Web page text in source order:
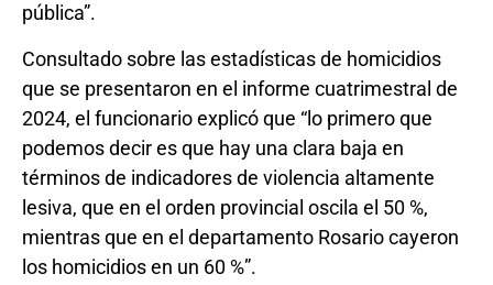
pública”.
Consultado sobre las estadísticas de homicidios
que se presentaron en el informe cuatrimestral de
2024, el funcionario explicó que “lo primero que
podemos decir es que hay una clara baja en
términos de indicadores de violencia altamente
lesiva, que en el orden provincial oscila el 50 %,
mientras que en el departamento Rosario cayeron
los homicidios en un 60 %”.